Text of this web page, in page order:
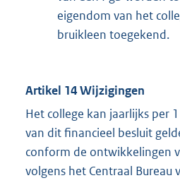
eigendom van het
bruikleen toegekend.
Artikel 14 Wijzigingen
Het college kan jaarlijks per
van dit financieel besluit
conform de ontwikkelingen
volgens het Centraal Bureau